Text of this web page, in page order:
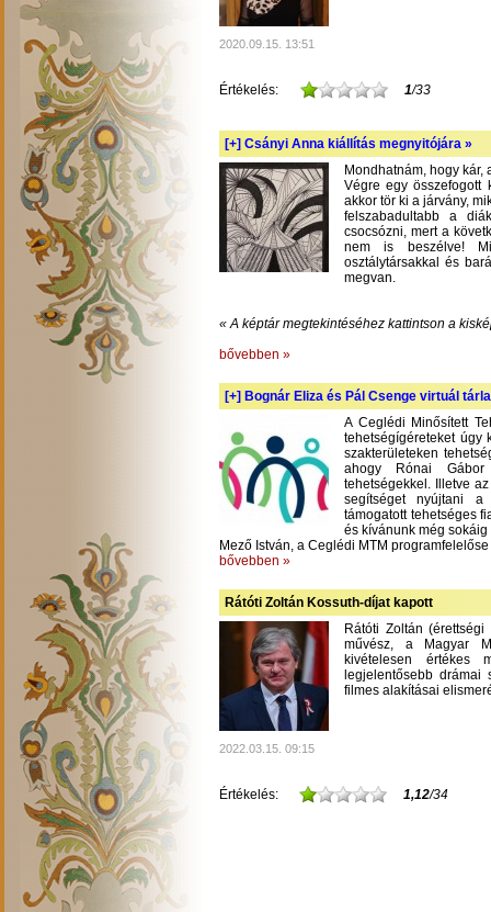
2020.09.15. 13:51
Értékelés: 1/33
[+] Csányi Anna kiállítás megnyitójára »
Mondhatnám, hogy kár,
Végre egy összefogott
akkor tör ki a járvány,
felszabadultabb a
csocsózni, mert a
nem is beszélve!
osztálytársakkal és
megvan.
« A képtár megtekintéséhez kattintson a
bővebben »
[+] Bognár Eliza és Pál Csenge virtuál
A Ceglédi Minősített
tehetségígéreteket úgy
szakterületeken
ahogy Rónai Gábor
tehetségekkel. Illetve
segítséget nyújtani a
támogatott tehetséges
és kívánunk még
Mező István, a Ceglédi MTM programfelelőse
bővebben »
Rátóti Zoltán Kossuth-díjat kapott
Rátóti Zoltán
művész, a Magyar
kivételesen értékes
legjelentősebb drámai
filmes alakításai
2022.03.15. 09:15
Értékelés: 1,12/34